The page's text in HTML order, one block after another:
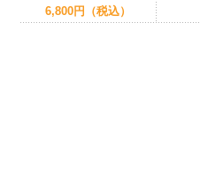
6,800円（税込）